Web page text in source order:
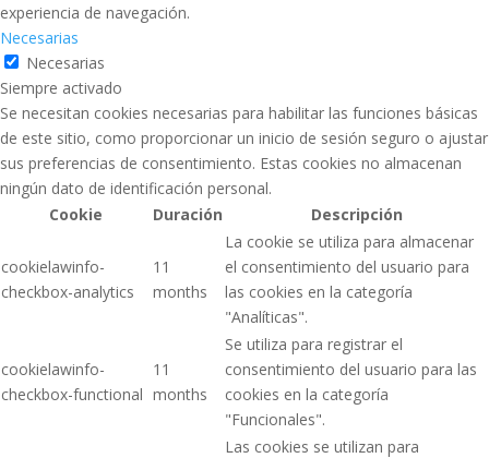
experiencia de navegación.
Necesarias
Necesarias
Siempre activado
Se necesitan cookies necesarias para habilitar las funciones básicas
de este sitio, como proporcionar un inicio de sesión seguro o ajustar
sus preferencias de consentimiento. Estas cookies no almacenan
ningún dato de identificación personal.
Cookie
Duración Descripción
cookielawinfo-
checkbox-analytics
11
months
La cookie se utiliza para almacenar
el consentimiento del usuario para
las cookies en la categoría
"Analíticas".
cookielawinfo-
checkbox-functional
11
months
Se utiliza para registrar el
consentimiento del usuario para las
cookies en la categoría
"Funcionales".
Las cookies se utilizan para